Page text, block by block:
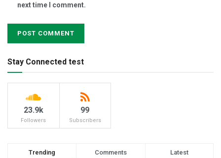
next time I comment.
Stay Connected test
23.9k
Followers
99
Subscribers
Trending Comments Latest